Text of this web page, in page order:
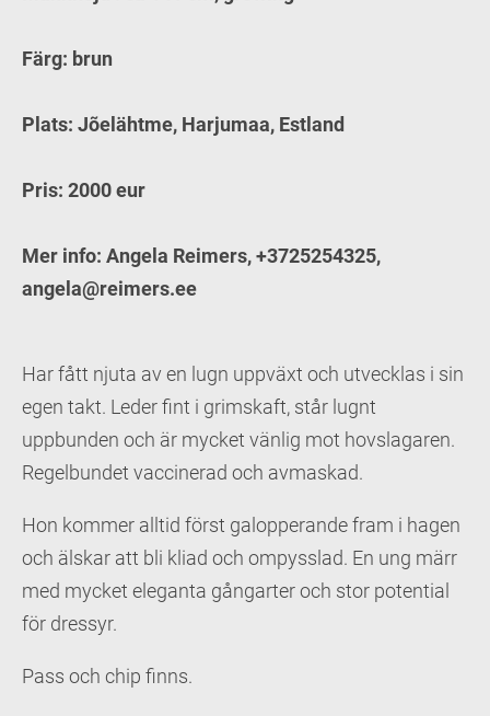
Färg: brun
Plats: Jõelähtme, Harjumaa, Estland
Pris: 2000 eur
Mer info: Angela Reimers, +3725254325,
angela@reimers.ee
Har fått njuta av en lugn uppväxt och utvecklas i sin
egen takt. Leder fint i grimskaft, står lugnt
uppbunden och är mycket vänlig mot hovslagaren.
Regelbundet vaccinerad och avmaskad.
Hon kommer alltid först galopperande fram i hagen
och älskar att bli kliad och ompysslad. En ung märr
med mycket eleganta gångarter och stor potential
för dressyr.
Pass och chip finns.